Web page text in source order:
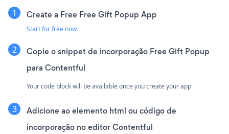
Create a Free Free Gift Popup App
Start for free now
Copie o snippet de incorporação Free Gift Popup
para Contentful
Your code block will be available once you create your app
Adicione ao elemento html ou código de
incorporação no editor Contentful